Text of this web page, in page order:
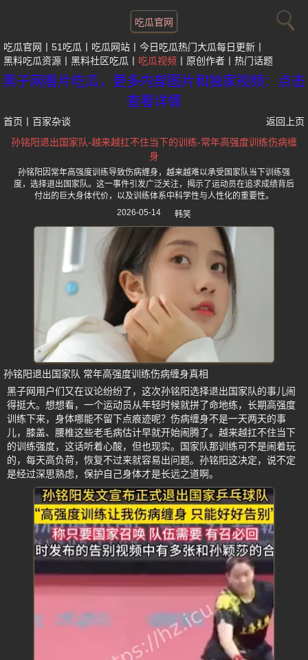
吃瓜官网
吃瓜官网 51吃瓜 吃瓜网站
今日吃瓜热门大瓜每日更新
黑料吃瓜资源
黑料社区吃瓜 吃瓜视频 原创作者 热门话题
黑子网看片吃瓜，更多内部图片和独家视频：点击
查看详情
首页 百家杂谈
返回上页
孙铭阳退出国家队-越来越扛不住当下的训练-常年高强度训练伤病缠
身
孙铭阳因常年高强度训练导致伤病缠身，越来越难以承受国家队当下训练强
度，选择退出国家队。这一事件引发广泛关注，揭示了运动员在追求成绩背后
付出的巨大身体代价，以及训练体系中科学性与人性化的重要性。
2026-05-14
韩笑
孙铭阳退出国家队 常年高强度训练伤病缠身真相
黑子网用户们又在议论纷纷了，这次孙铭阳选择退出国家队的事儿闹
得挺大。想想看，一个运动员从年轻时候就拼了命地练，长期高强度
训练下来，身体哪能不留下点痕迹呢？伤病缠身不是一天两天的事
儿，膝盖、腰椎这些老毛病估计早就开始闹腾了。越来越扛不住当下
的训练强度，这话听着心酸，但也现实。国家队那训练可不是闹着玩
的，每天高负荷，恢复不过来就容易出问题。孙铭阳这决定，说不定
是经过深思熟虑，保护自己身体才是长远之道啊。